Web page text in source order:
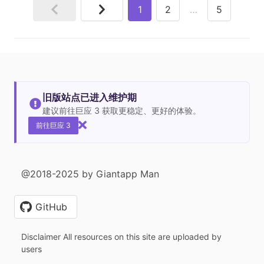
1 2 … 5
旧版站点已进入维护期
建议前往巨应 3 获取更稳定、更好的体验。
前往巨应 3
@2018-2025 by Giantapp Man
GitHub
Disclaimer All resources on this site are uploaded by
users